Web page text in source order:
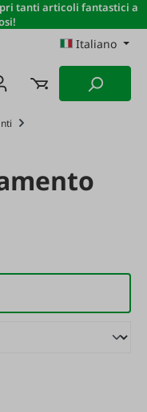
tanti articoli fantastici a
Italiano